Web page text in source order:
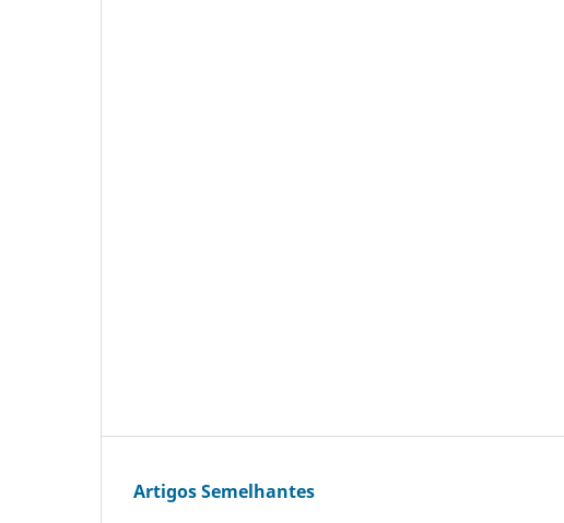
Artigos Semelhantes